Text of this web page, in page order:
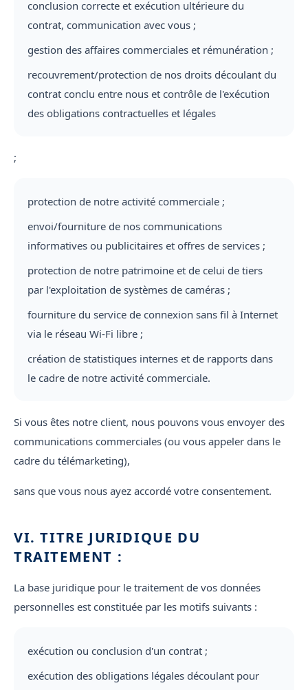
conclusion correcte et exécution ultérieure du
contrat, communication avec vous ;
gestion des affaires commerciales et rémunération ;
recouvrement/protection de nos droits découlant du
contrat conclu entre nous et contrôle de l'exécution
des obligations contractuelles et légales
;
protection de notre activité commerciale ;
envoi/fourniture de nos communications
informatives ou publicitaires et offres de services ;
protection de notre patrimoine et de celui de tiers
par l'exploitation de systèmes de caméras ;
fourniture du service de connexion sans fil à Internet
via le réseau Wi-Fi libre ;
création de statistiques internes et de rapports dans
le cadre de notre activité commerciale.
Si vous êtes notre client, nous pouvons vous envoyer des
communications commerciales (ou vous appeler dans le
cadre du télémarketing),
sans que vous nous ayez accordé votre consentement.
VI. TITRE JURIDIQUE DU
TRAITEMENT :
La base juridique pour le traitement de vos données
personnelles est constituée par les motifs suivants :
exécution ou conclusion d'un contrat ;
exécution des obligations légales découlant pour